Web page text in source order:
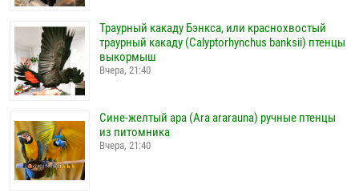
Траурный какаду Бэнкса, или краснохвостый
траурный какаду (Calyptorhynchus banksii) птенцы
выкормыш
Вчера, 21:40
Сине-желтый ара (Ara ararauna) ручные птенцы
из питомника
Вчера, 21:40